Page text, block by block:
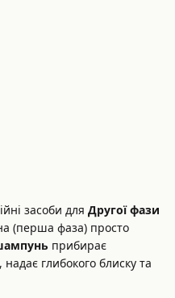
засоби для Другої фази
(перша фаза) просто
прибирає
глибокого блиску та